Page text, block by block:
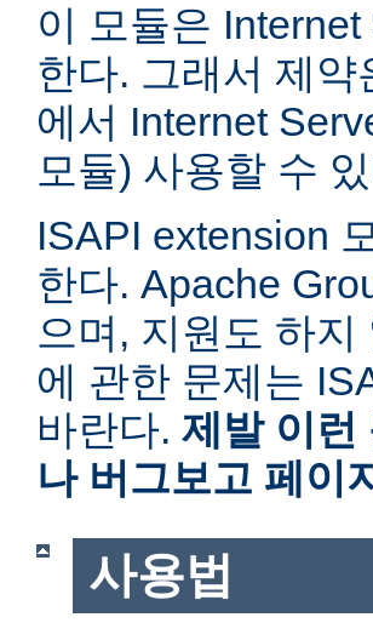
이 모듈은
한다. 그래서 제
에서 Internet
모듈) 사용할 수
ISAPI extension
한다. Apache
으며, 지원도 하
에 관한 문제는
바란다. 제발 이런
나 버그보고 페이
사용법